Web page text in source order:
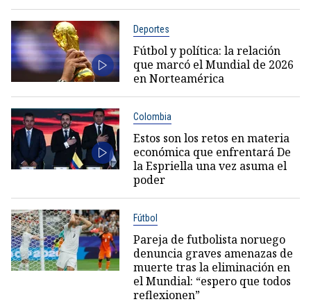
Deportes
Fútbol y política: la relación
que marcó el Mundial de 2026
en Norteamérica
Colombia
Estos son los retos en materia
económica que enfrentará De
la Espriella una vez asuma el
poder
Fútbol
Pareja de futbolista noruego
denuncia graves amenazas de
muerte tras la eliminación en
el Mundial: “espero que todos
reflexionen”